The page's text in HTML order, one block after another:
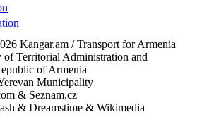
Kangar.am / Transport for Armenia
Territorial Administration and
of Armenia
Municipality
& Seznam.cz
& Dreamstime & Wikimedia